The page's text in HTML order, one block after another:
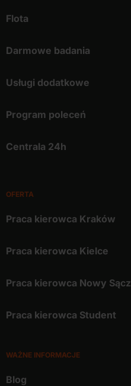
Flota
Darmowe badania
Usługi dodatkowe
Program poleceń
Centrala 24h
OFERTA
Praca kierowca Kraków
Praca kierowca Kielce
Praca kierowca Nowy Sącz
Praca kierowca Student
WAŻNE INFORMACJE
Blog